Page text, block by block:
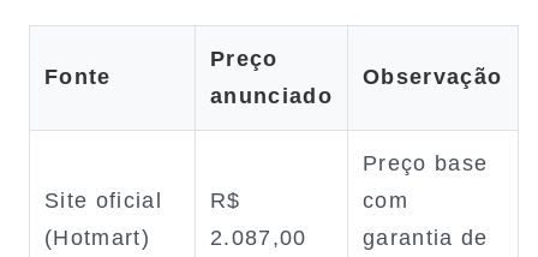
Fonte
Preço
anunciado
Observação
Site oficial
(Hotmart)
R$
2.087,00
Preço base
com
garantia de